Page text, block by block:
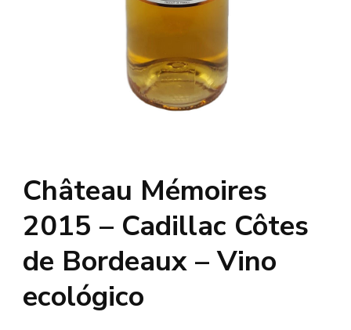
Château Mémoires
2015 – Cadillac Côtes
de Bordeaux – Vino
ecológico